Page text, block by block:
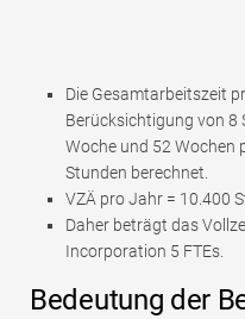
Die Gesamtarbeitszeit
Berücksichtigung von 8
Woche und 52 Wochen
Stunden berechnet.
VZÄ pro Jahr = 10.400
Daher beträgt das
Incorporation 5 FTEs.
Bedeutung der